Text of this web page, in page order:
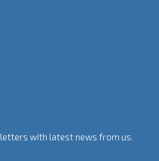
letters with latest news from us.